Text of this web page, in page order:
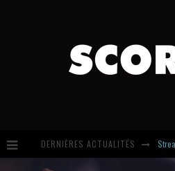
DERNIÈRES ACTUALITÉS